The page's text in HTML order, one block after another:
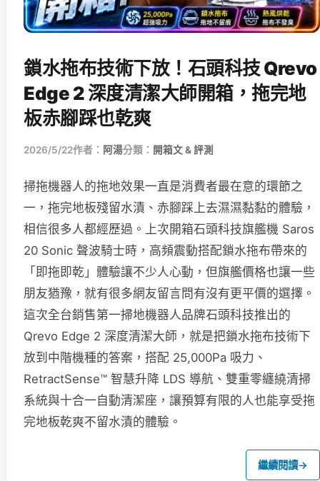
鎖水拖布技術下放！石頭科技 Qrevo
Edge 2 深度清潔大師開箱，拖完地
板赤腳踩也乾爽
2026/5/22作者： 阿湯分類： 開箱文 & 評測
掃拖機器人的拖地效果一直是消費者最在意的環節之
一，拖完地板殘留水漬、赤腳踩上去濕濕黏黏的體驗，
相信很多人都經歷過。上次開箱石頭科技旗艦機 Saros
20 Sonic 聲波騎士時，高頻震動搭配鎖水拖布帶來的
「即拖即乾」體驗讓不少人心動，但旗艦價格也讓一些
朋友猶豫，就有很多網友留言問有沒有更平價的選擇。
這次全台銷售第一掃地機器人品牌石頭科技推出的
Qrevo Edge 2 深度清潔大師，就是把鎖水拖布技術下
放到中階機種的答案，搭配 25,000Pa 吸力、
RetractSense™ 智慧升降 LDS 導航、雙重零纏繞清掃
系統與十合一自動清潔座，讓預算有限的人也能享受拖
完地板乾爽不留水漬的體驗。
繼續閱讀→